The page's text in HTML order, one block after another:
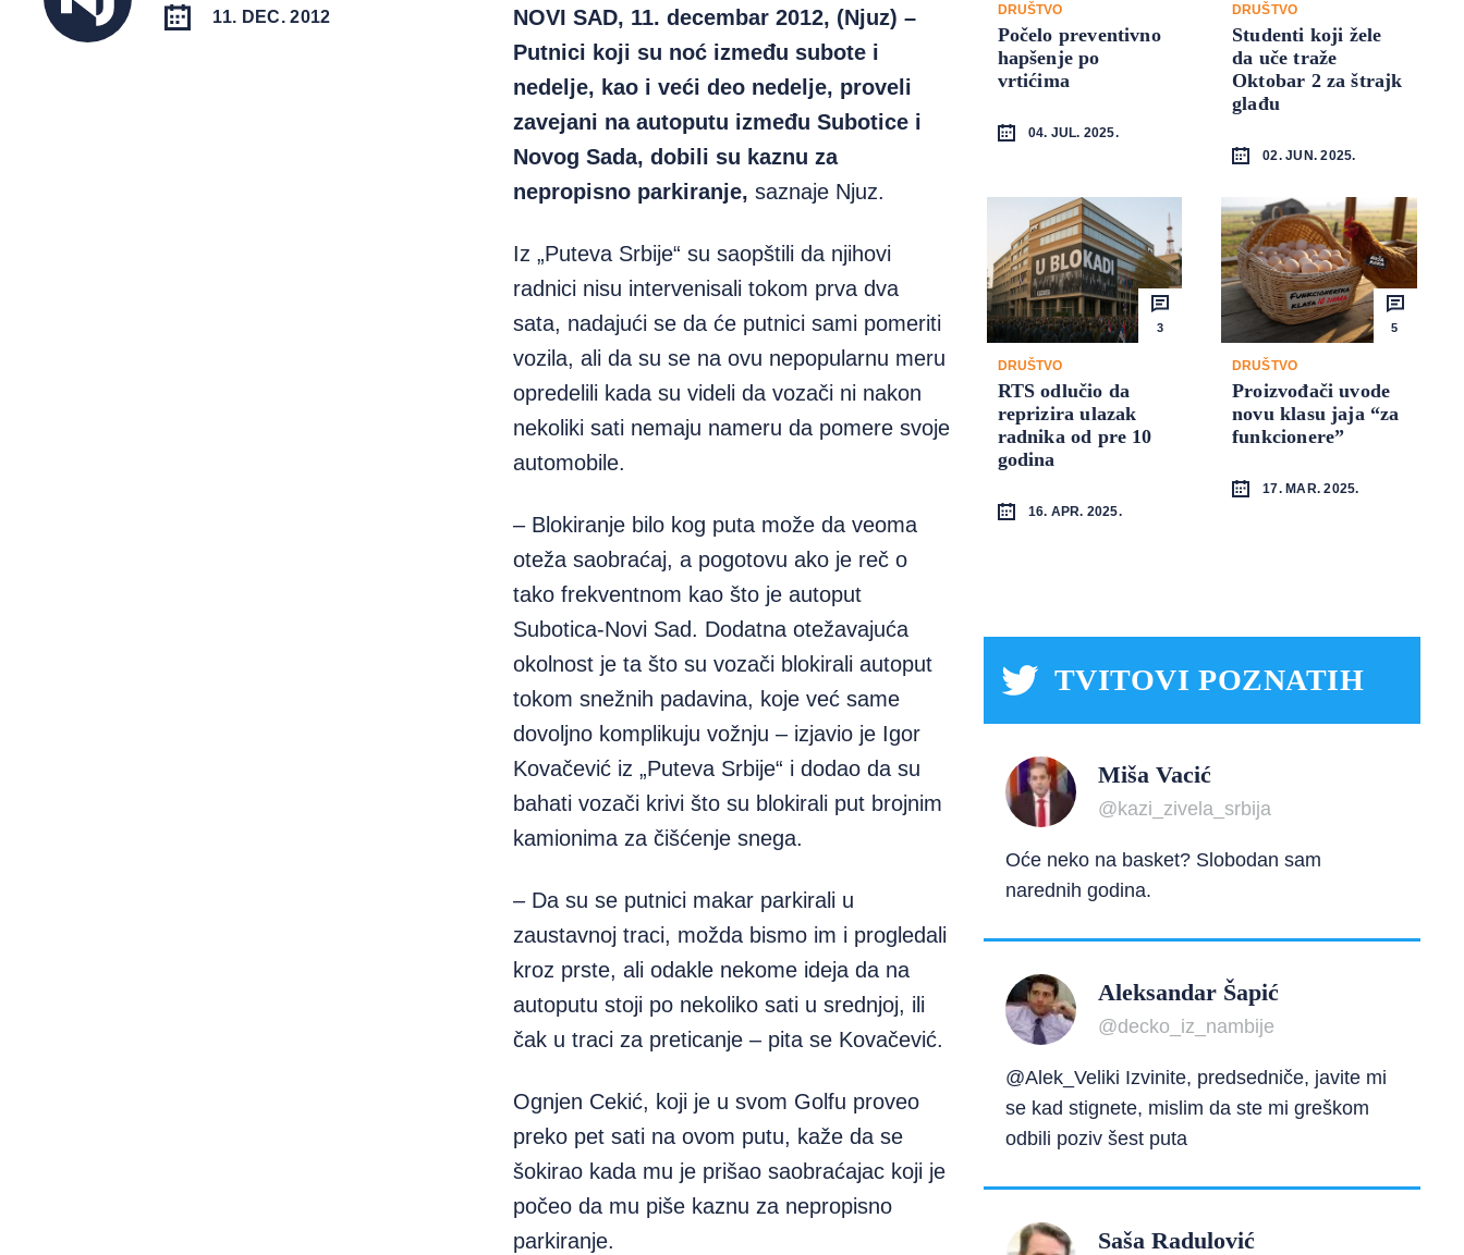
11. DEC. 2012
NOVI SAD, 11. decembar 2012, (Njuz) –
Putnici koji su noć između subote i
nedelje, kao i veći deo nedelje, proveli
zavejani na autoputu između Subotice i
Novog Sada, dobili su kaznu za
nepropisno parkiranje, saznaje Njuz.
Iz „Puteva Srbije“ su saopštili da njihovi
radnici nisu intervenisali tokom prva dva
sata, nadajući se da će putnici sami pomeriti
vozila, ali da su se na ovu nepopularnu meru
opredelili kada su videli da vozači ni nakon
nekoliki sati nemaju nameru da pomere svoje
automobile.
– Blokiranje bilo kog puta može da veoma
oteža saobraćaj, a pogotovu ako je reč o
tako frekventnom kao što je autoput
Subotica-Novi Sad. Dodatna otežavajuća
okolnost je ta što su vozači blokirali autoput
tokom snežnih padavina, koje već same
dovoljno komplikuju vožnju – izjavio je Igor
Kovačević iz „Puteva Srbije“ i dodao da su
bahati vozači krivi što su blokirali put brojnim
kamionima za čišćenje snega.
– Da su se putnici makar parkirali u
zaustavnoj traci, možda bismo im i progledali
kroz prste, ali odakle nekome ideja da na
autoputu stoji po nekoliko sati u srednjoj, ili
čak u traci za preticanje – pita se Kovačević.
Ognjen Cekić, koji je u svom Golfu proveo
preko pet sati na ovom putu, kaže da se
šokirao kada mu je prišao saobraćajac koji je
počeo da mu piše kaznu za nepropisno
parkiranje.
DRUŠTVO
Počelo preventivno
hapšenje po
vrtićima
04. JUL. 2025.
DRUŠTVO
Studenti koji žele
da uče traže
Oktobar 2 za štrajk
glađu
02. JUN. 2025.
3
DRUŠTVO
RTS odlučio da
reprizira ulazak
radnika od pre 10
godina
16. APR. 2025.
5
DRUŠTVO
Proizvođači uvode
novu klasu jaja “za
funkcionere”
17. MAR. 2025.
TVITOVI POZNATIH
Miša Vacić
@kazi_zivela_srbija
Oće neko na basket? Slobodan sam
narednih godina.
Aleksandar Šapić
@decko_iz_nambije
@Alek_Veliki Izvinite, predsedniče, javite mi
se kad stignete, mislim da ste mi greškom
odbili poziv šest puta
Saša Radulović